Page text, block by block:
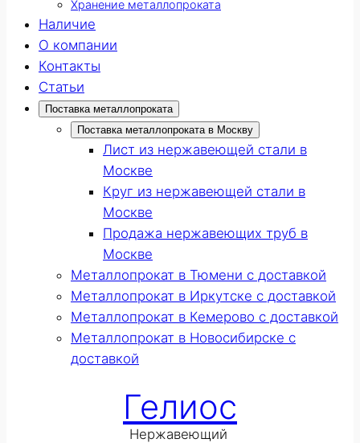
Хранение металлопроката
Наличие
О компании
Контакты
Статьи
Поставка металлопроката
Поставка металлопроката в Москву
Лист из нержавеющей стали в
Москве
Круг из нержавеющей стали в
Москве
Продажа нержавеющих труб в
Москве
Металлопрокат в Тюмени с доставкой
Металлопрокат в Иркутске с доставкой
Металлопрокат в Кемерово с доставкой
Металлопрокат в Новосибирске с
доставкой
Гелиос
Нержавеющий